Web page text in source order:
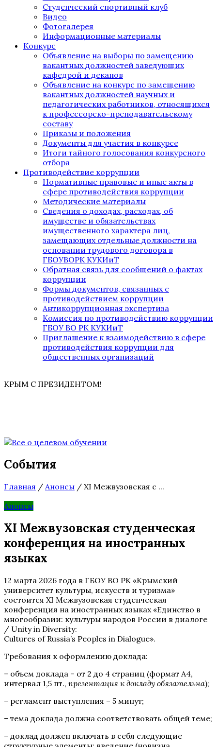
Студенческий спортивный клуб
Видео
Фотогалерея
Информационные материалы
Конкурс
Объявление на выборы по замещению
вакантных должностей заведующих
кафедрой и деканов
Объявление на конкурс по замещению
вакантных должностей научных и
педагогических работников, относящихся
к профессорско-преподавательскому
составу
Приказы и положения
Документы для участия в конкурсе
Итоги тайного голосования конкурсного
отбора
Противодействие коррупции
Нормативные правовые и иные акты в
сфере противодействия коррупции
Методические материалы
Сведения о доходах, расходах, об
имуществе и обязательствах
имущественного характера лиц,
замещающих отдельные должности на
основании трудового договора в
ГБОУВОРК КУКИиТ
Обратная связь для сообщений о фактах
коррупции
Формы документов, связанных с
противодействием коррупции
Антикоррупционная экспертиза
Комиссия по противодействию коррупции
ГБОУ ВО РК КУКИиТ
Приглашение к взаимодействию в сфере
противодействия коррупции для
общественных организаций
КРЫМ С ПРЕЗИДЕНТОМ!
События
Главная / Анонсы / XI Межвузовская с ...
Анонсы
XI Межвузовская студенческая
конференция на иностранных
языках
12 марта 2026 года в ГБОУ ВО РК «Крымский
университет культуры, искусств и туризма»
состоится XI Межвузовская студенческая
конференция на иностранных языках «Единство в
многообразии: культуры народов России в диалоге
/ Unity in Diversity:
Cultures of Russia’s Peoples in Dialogue».
Требования к оформлению доклада:
– объем доклада – от 2 до 4 страниц (формат А4,
интервал 1,5 пт., презентация к докладу обязательна);
– регламент выступления – 5 минут;
– тема доклада должна соответствовать общей теме;
– доклад должен включать в себя следующие